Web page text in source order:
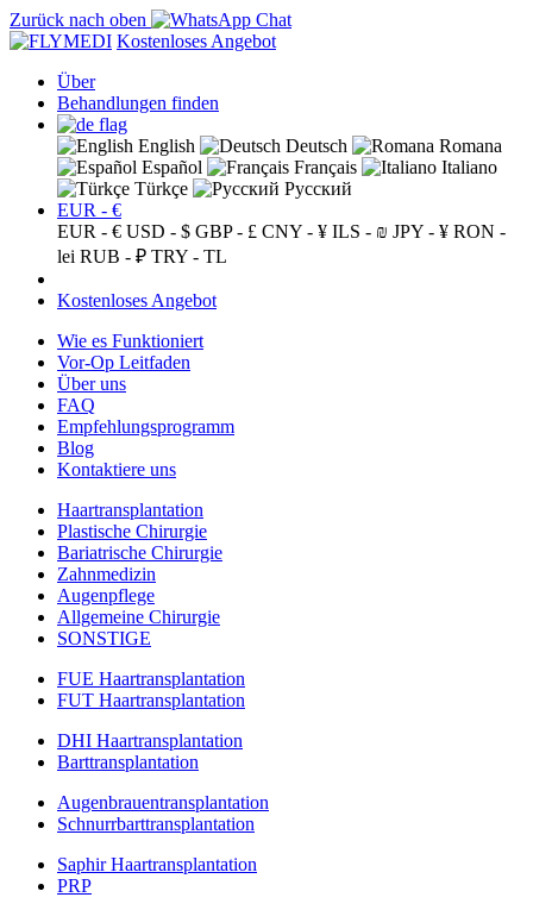
Zurück nach oben
Kostenloses Angebot
Über
Behandlungen finden
English Deutsch
Romana
Español
Français
Italiano
Türkçe
Русский
EUR - €
EUR - € USD - $ GBP - £ CNY - ¥ ILS - ₪ JPY - ¥ RON -
lei RUB - ₽ TRY - TL
Kostenloses Angebot
Wie es Funktioniert
Vor-Op Leitfaden
Über uns
FAQ
Empfehlungsprogramm
Blog
Kontaktiere uns
Haartransplantation
Plastische Chirurgie
Bariatrische Chirurgie
Zahnmedizin
Augenpflege
Allgemeine Chirurgie
SONSTIGE
FUE Haartransplantation
FUT Haartransplantation
DHI Haartransplantation
Barttransplantation
Augenbrauentransplantation
Schnurrbarttransplantation
Saphir Haartransplantation
PRP